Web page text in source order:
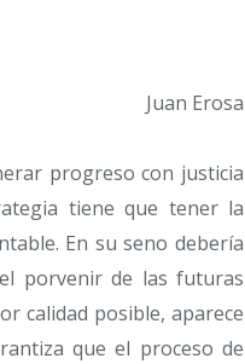
Juan Erosa
progreso con justicia
tiene que tener la
En su seno debería
porvenir de las futuras
calidad posible, aparece
que el proceso de